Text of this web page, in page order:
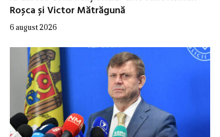
Roșca și Victor Mătrăgună
6 august 2026